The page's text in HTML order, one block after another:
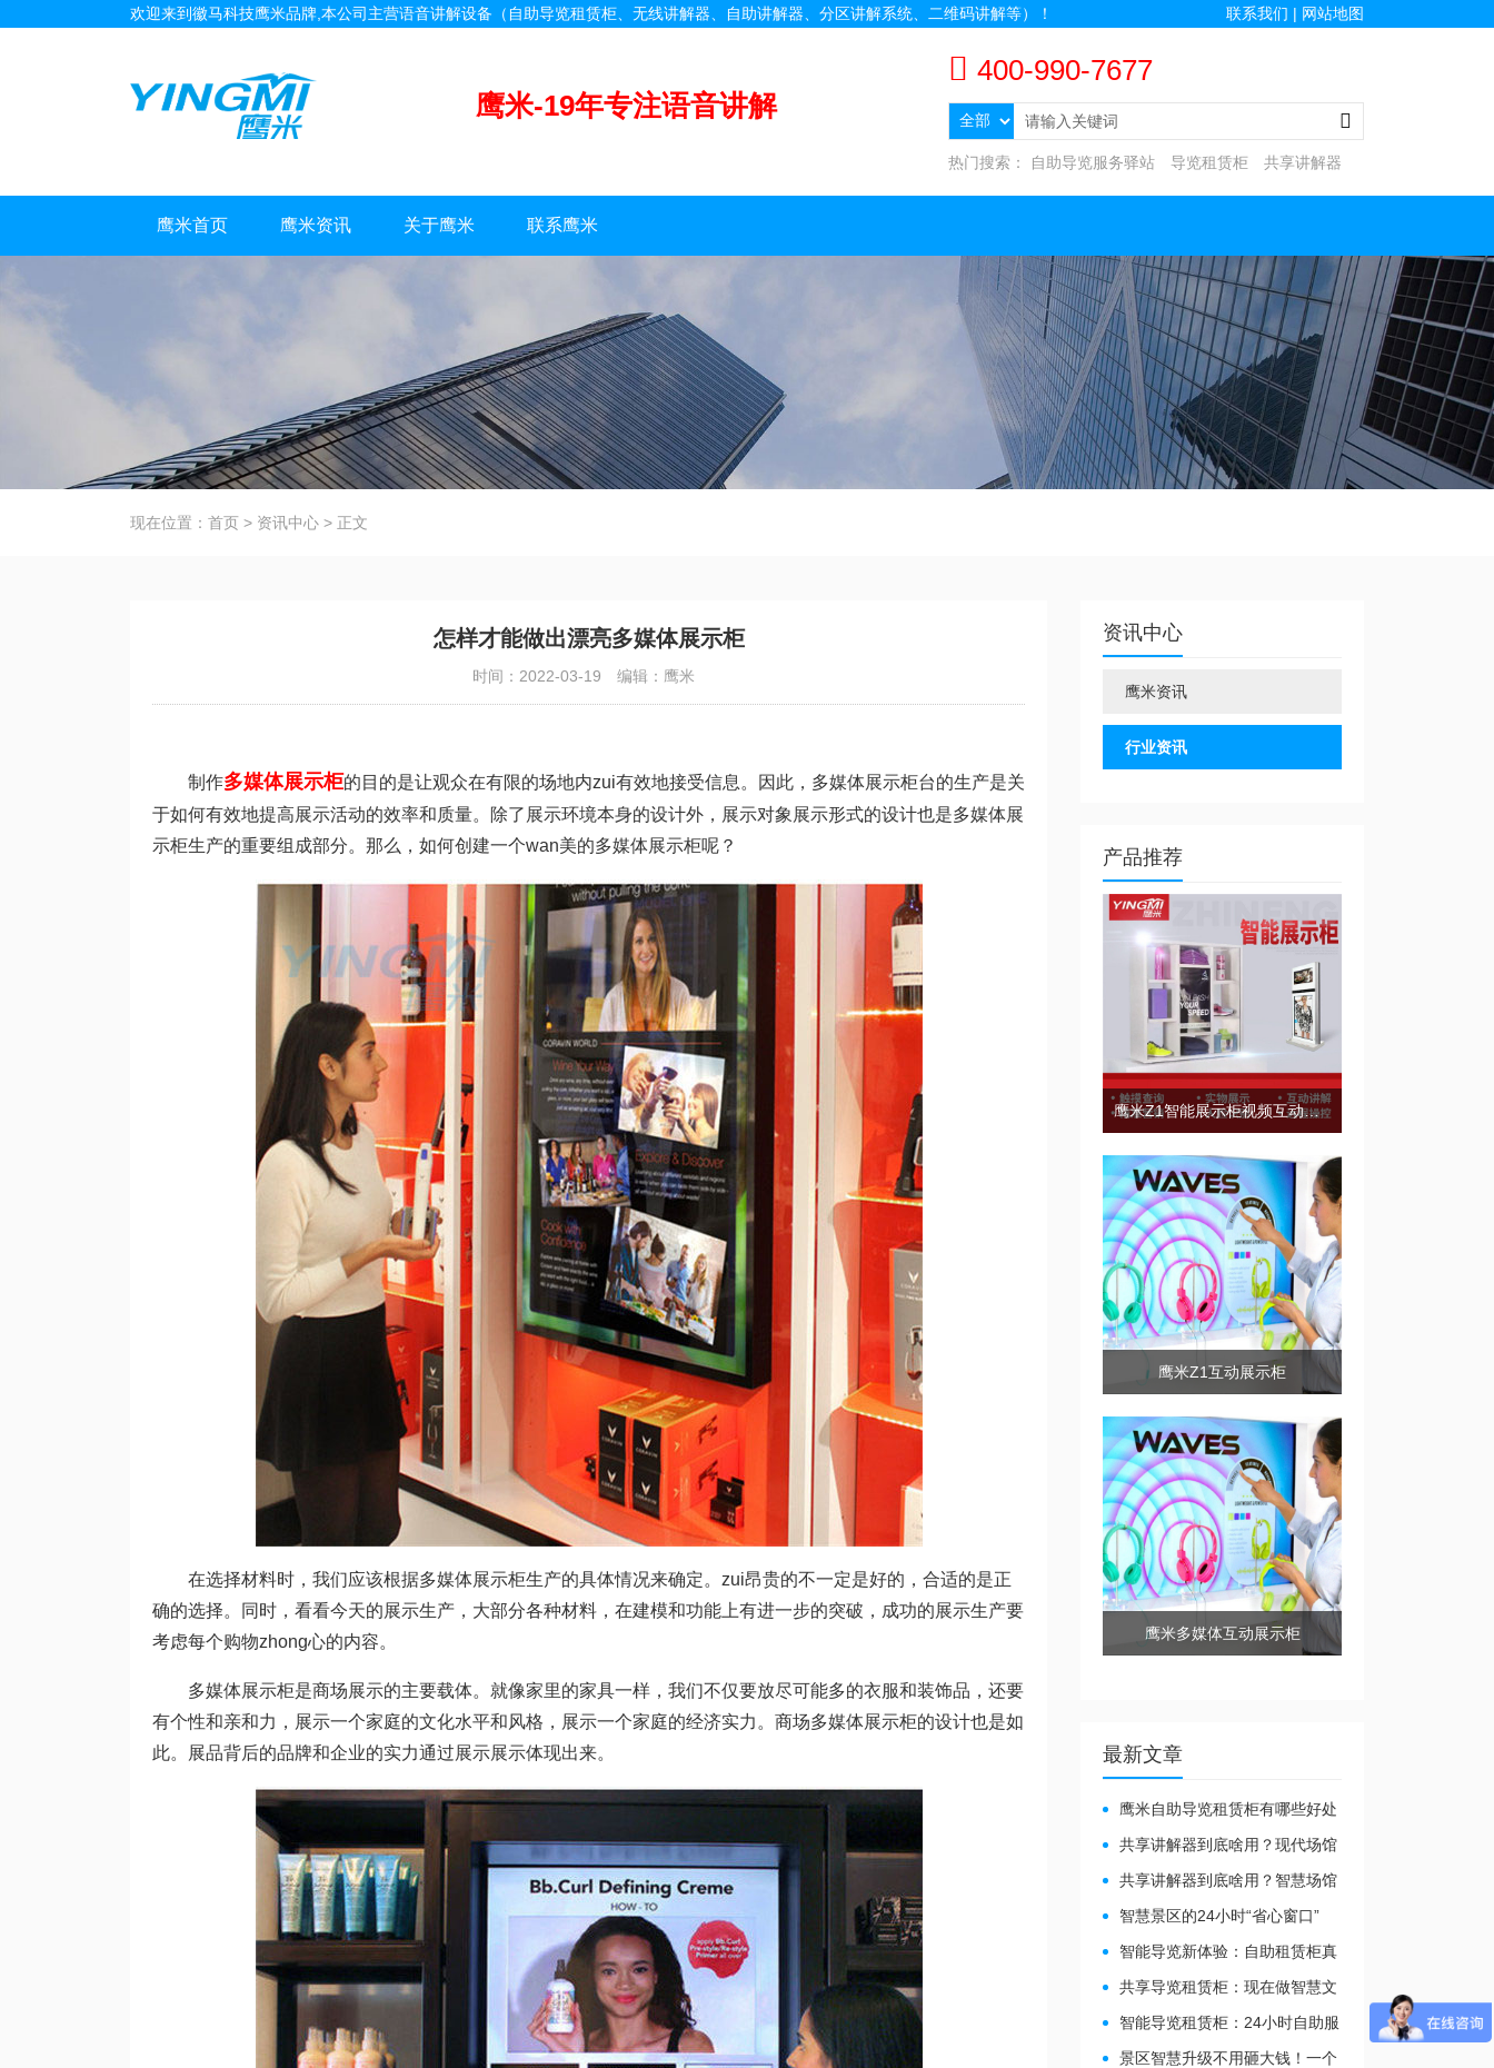
欢迎来到徽马科技鹰米品牌,本公司主营语音讲解设备（自助导览租赁柜、无线讲解器、自助讲解器、分区讲解系统、二维码讲解等）！ 联系我们 | 网站地图
鹰米-19年专注语音讲解
400-990-7677
热门搜索： 自助导览服务驿站 导览租赁柜 共享讲解器
鹰米首页 鹰米资讯 关于鹰米 联系鹰米
现在位置： 首页 > 资讯中心 > 正文
怎样才能做出漂亮多媒体展示柜
时间：2022-03-19 编辑：鹰米
制作多媒体展示柜的目的是让观众在有限的场地内zui有效地接受信息。因此，多媒体展示柜台的生产是关
于如何有效地提高展示活动的效率和质量。除了展示环境本身的设计外，展示对象展示形式的设计也是多媒体展
示柜生产的重要组成部分。那么，如何创建一个wan美的多媒体展示柜呢？
在选择材料时，我们应该根据多媒体展示柜生产的具体情况来确定。zui昂贵的不一定是好的，合适的是正
确的选择。同时，看看今天的展示生产，大部分各种材料，在建模和功能上有进一步的突破，成功的展示生产要
考虑每个购物zhong心的内容。
多媒体展示柜是商场展示的主要载体。就像家里的家具一样，我们不仅要放尽可能多的衣服和装饰品，还要
有个性和亲和力，展示一个家庭的文化水平和风格，展示一个家庭的经济实力。商场多媒体展示柜的设计也是如
此。展品背后的品牌和企业的实力通过展示展示体现出来。
资讯中心
鹰米资讯
行业资讯
产品推荐
鹰米Z1智能展示柜视频互动展示
鹰米Z1互动展示柜
鹰米多媒体互动展示柜
最新文章
鹰米自助导览租赁柜有哪些好处
共享讲解器到底啥用？现代场馆
的“静音救星”来了！
共享讲解器到底啥用？智慧场馆
的“静音导游”了解下！
智慧景区的24小时“省心窗口”
智能导览新体验：自助租赁柜真
能重塑景区服务？
共享导览租赁柜：现在做智慧文
旅都得配
智能导览租赁柜：24小时自助服
务，省心还增收
景区智慧升级不用砸大钱！一个